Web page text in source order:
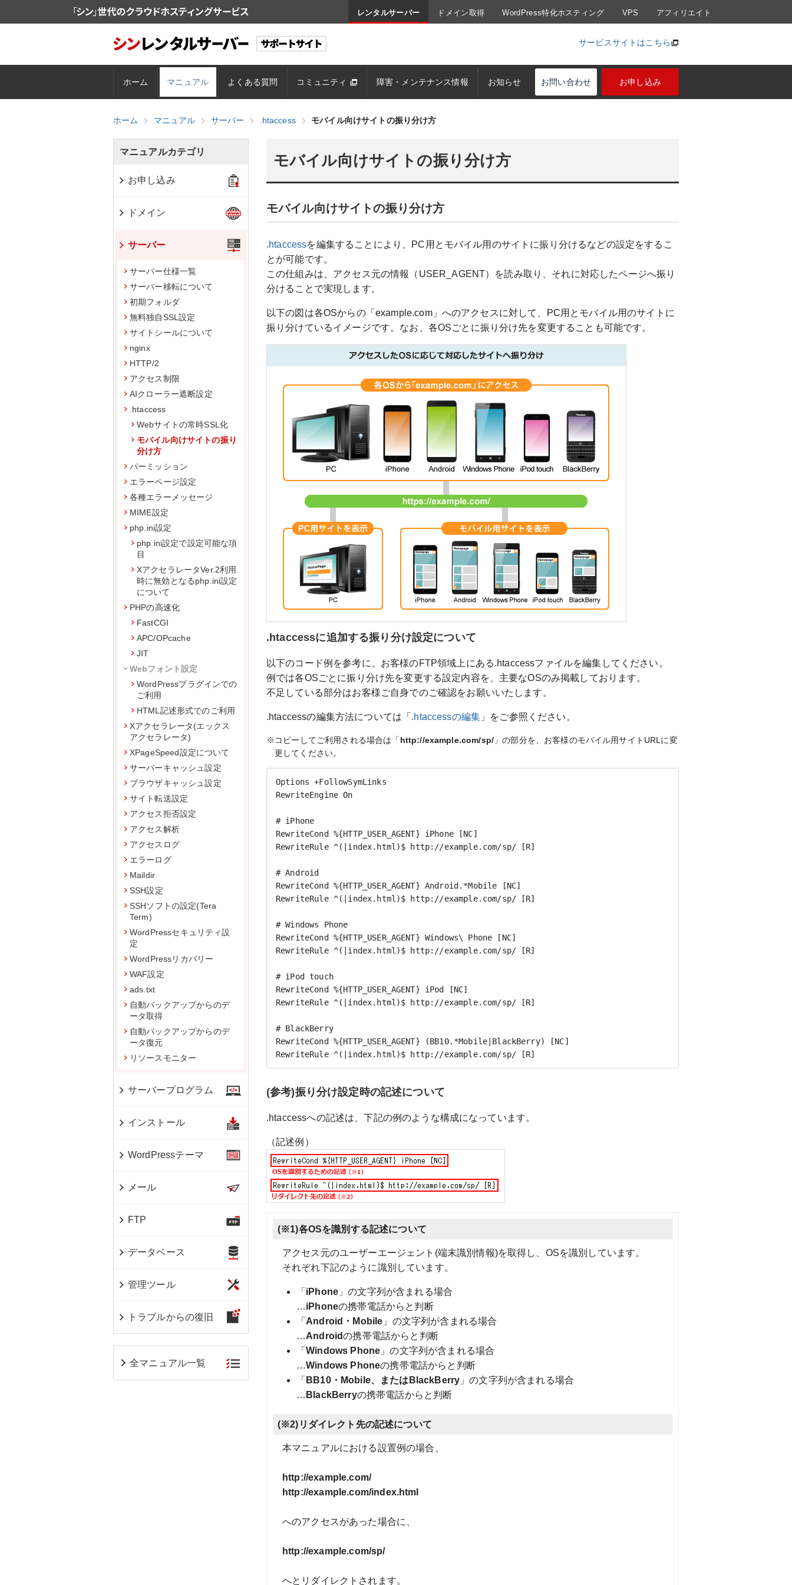
レンタルサーバー ドメイン取得 WordPress特化ホスティング VPS アフィリエイト
サービスサイトはこちら
ホーム マニュアル よくある質問 コミュニティ 障害・メンテナンス情報 お知らせ お問い合わせ お申し込み
ホーム マニュアル サーバー .htaccess モバイル向けサイトの振り分け方
モバイル向けサイトの振り分け方
モバイル向けサイトの振り分け方
.htaccessを編集することにより、PC用とモバイル用のサイトに振り分けるなどの設定をするこ
とが可能です。
この仕組みは、アクセス元の情報（USER_AGENT）を読み取り、それに対応したページへ振り
分けることで実現します。
以下の図は各OSからの「example.com」へのアクセスに対して、PC用とモバイル用のサイトに
振り分けているイメージです。なお、各OSごとに振り分け先を変更することも可能です。
.htaccessに追加する振り分け設定について
以下のコード例を参考に、お客様のFTP領域上にある.htaccessファイルを編集してください。
例では各OSごとに振り分け先を変更する設定内容を、主要なOSのみ掲載しております。
不足している部分はお客様ご自身でのご確認をお願いいたします。
.htaccessの編集方法については「 .htaccessの編集 」をご参照ください。
※コピーしてご利用される場合は「 http://example.com/sp/ 」の部分を、お客様のモバイル用サイトURLに変
更してください。
Options +FollowSymLinks
RewriteEngine On
# iPhone
RewriteCond %{HTTP_USER_AGENT} iPhone [NC]
RewriteRule ^(|index.html)$ http://example.com/sp/ [R]
# Android
RewriteCond %{HTTP_USER_AGENT} Android.*Mobile [NC]
RewriteRule ^(|index.html)$ http://example.com/sp/ [R]
# Windows Phone
RewriteCond %{HTTP_USER_AGENT} Windows\ Phone [NC]
RewriteRule ^(|index.html)$ http://example.com/sp/ [R]
# iPod touch
RewriteCond %{HTTP_USER_AGENT} iPod [NC]
RewriteRule ^(|index.html)$ http://example.com/sp/ [R]
# BlackBerry
RewriteCond %{HTTP_USER_AGENT} (BB10.*Mobile|BlackBerry) [NC]
RewriteRule ^(|index.html)$ http://example.com/sp/ [R]
(参考)振り分け設定時の記述について
.htaccessへの記述は、下記の例のような構成になっています。
（記述例）
(※1)各OSを識別する記述について
アクセス元のユーザーエージェント(端末識別情報)を取得し、OSを識別しています。
それぞれ下記のように識別しています。
「 iPhone 」の文字列が含まれる場合
…iPhoneの携帯電話からと判断
「 Android・Mobile 」の文字列が含まれる場合
…Androidの携帯電話からと判断
「Windows Phone 」の文字列が含まれる場合
…Windows Phoneの携帯電話からと判断
「 BB10・Mobile、またはBlackBerry 」の文字列が含まれる場合
… BlackBerryの携帯電話からと判断
(※2)リダイレクト先の記述について
本マニュアルにおける設置例の場合、
http://example.com/
http://example.com/index.html
へのアクセスがあった場合に、
http://example.com/sp/
へとリダイレクトされます。
マニュアルカテゴリ
お申し込み
ドメイン
サーバー
サーバー仕様一覧
サーバー移転について
初期フォルダ
無料独自SSL設定
サイトシールについて
nginx
HTTP/2
アクセス制限
AIクローラー遮断設定
.htaccess
Webサイトの常時SSL化
モバイル向けサイトの振り
分け方
パーミッション
エラーページ設定
各種エラーメッセージ
MIME設定
php.ini設定
php.ini設定で設定可能な項
目
XアクセラレータVer.2利用
時に無効となるphp.ini設定
について
PHPの高速化
FastCGI
APC/OPcache
JIT
Webフォント設定
WordPressプラグインでの
ご利用
HTML記述形式でのご利用
Xアクセラレータ(エックス
アクセラレータ)
XPageSpeed設定について
サーバーキャッシュ設定
ブラウザキャッシュ設定
サイト転送設定
アクセス拒否設定
アクセス解析
アクセスログ
エラーログ
Maildir
SSH設定
SSHソフトの設定(Tera
Term)
WordPressセキュリティ設
定
WordPressリカバリー
WAF設定
ads.txt
自動バックアップからのデ
ータ取得
自動バックアップからのデ
ータ復元
リソースモニター
サーバープログラム
インストール
WordPressテーマ
メール
FTP
データベース
管理ツール
トラブルからの復旧
全マニュアル一覧